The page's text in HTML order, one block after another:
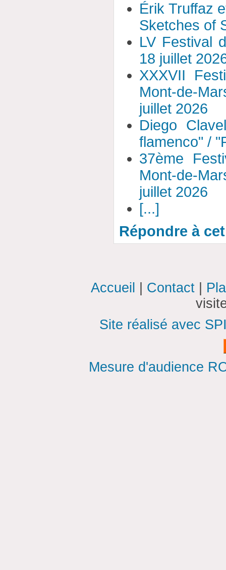
Érik Truffaz
Sketches of
LV Festival
18 juillet
XXXVII
Mont-de-
juillet 2026
Diego
flamenco" /
37ème
Mont-de-
juillet 2026
[...]
Répondre à
Accueil Contact
Site réalisé avec
Mesure d'audience